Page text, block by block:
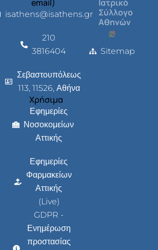
email)
isathens@isathens.gr
210
3816404
Σεβαστουπόλεως
113, 11526, Αθήνα
Χρήσιμα
Εφημερίες
Νοσοκομείων
Αττικής
Εφημερίες
Φαρμακείων
Αττικής
(Live)
GDPR -
Ενημέρωση
προστασίας
Ιατρικό
Σύλλογο
Αθηνών
Sitemap